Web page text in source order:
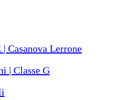
Casanova Lerrone
| Classe G